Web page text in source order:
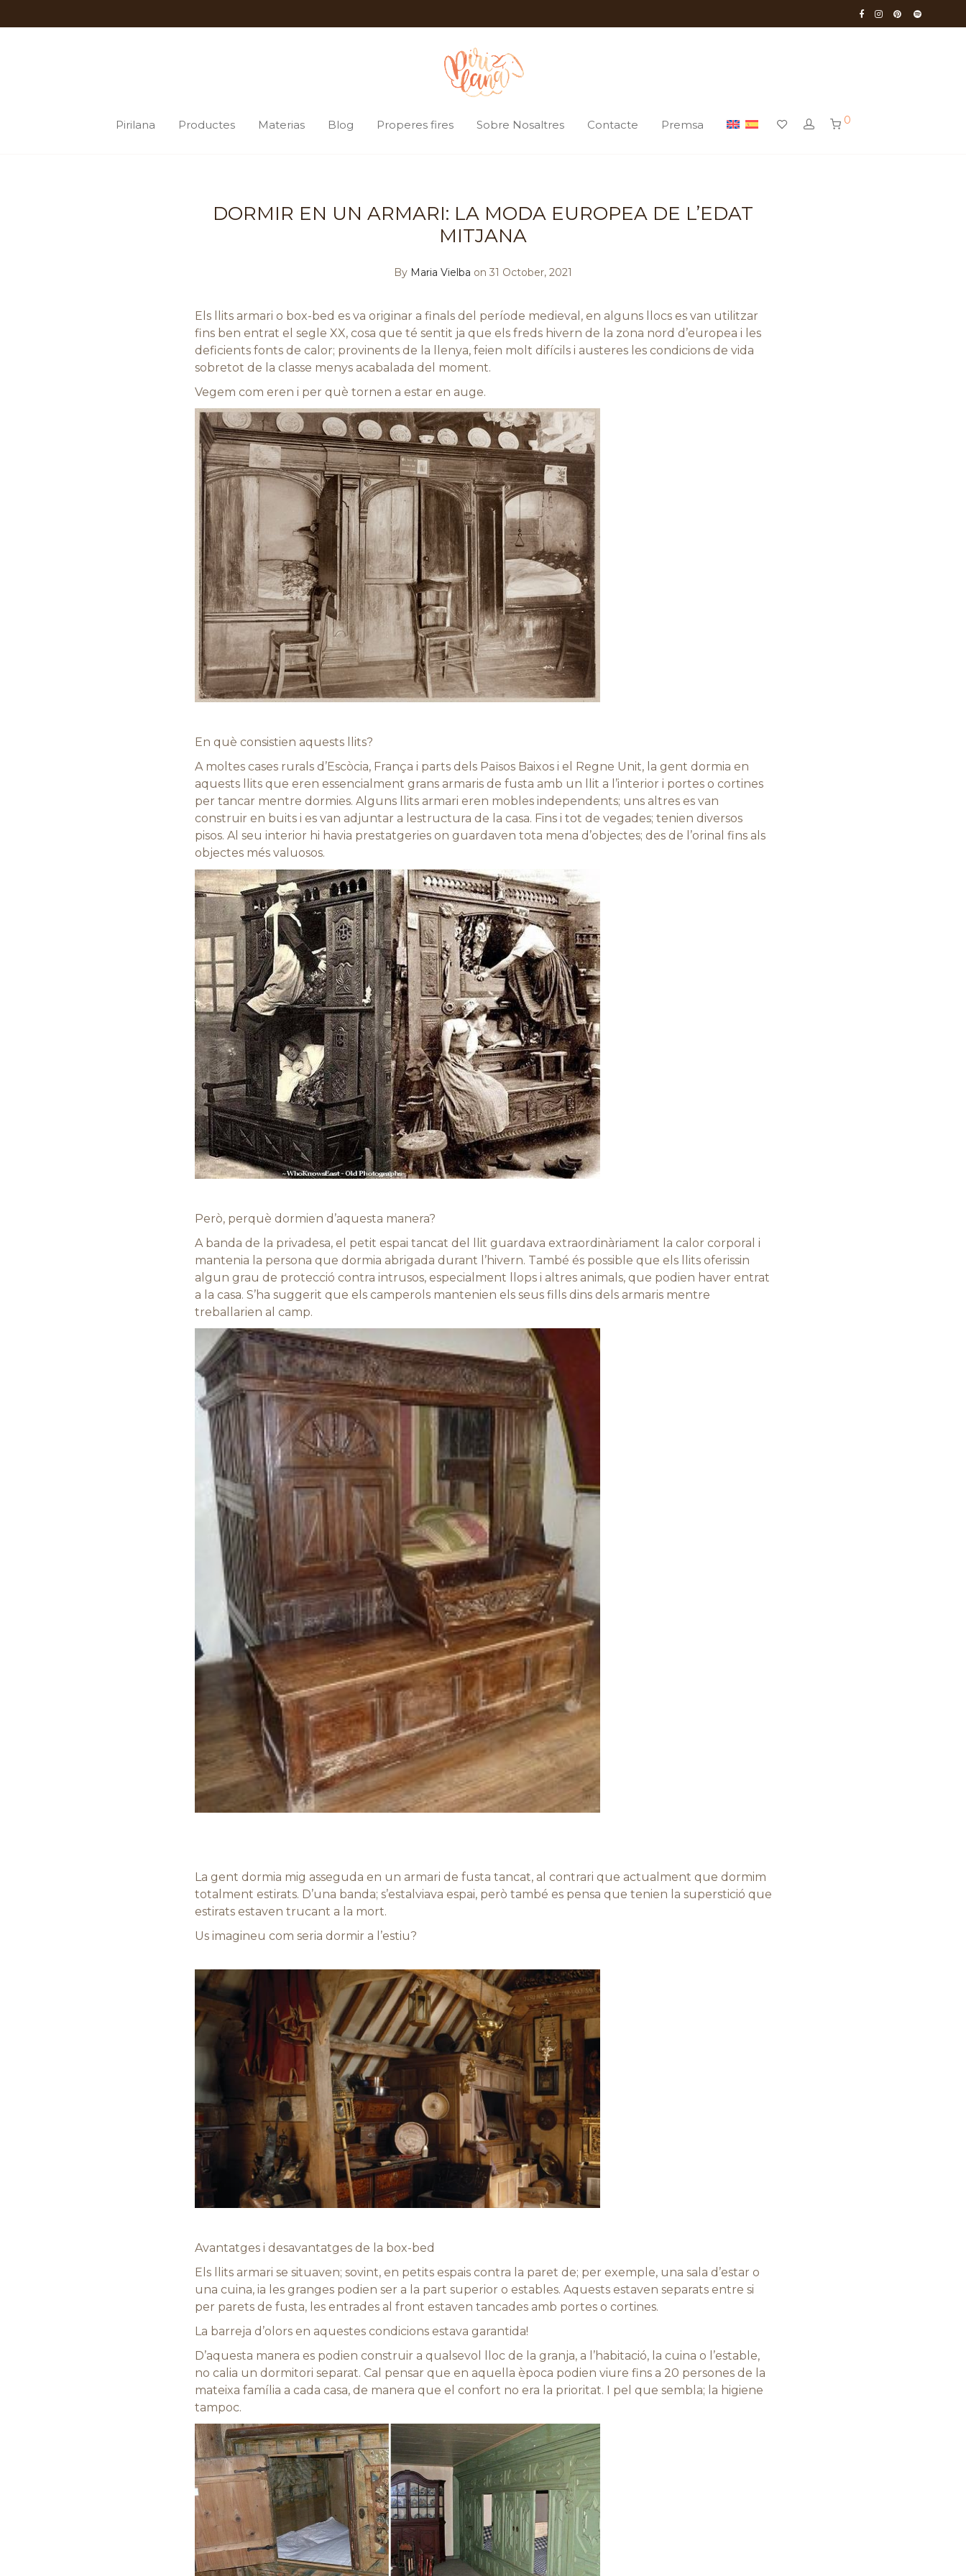
Pirilana Productes Materias Blog Properes fires Sobre Nosaltres Contacte Premsa 0
DORMIR EN UN ARMARI: LA MODA EUROPEA DE L’EDAT
MITJANA
By Maria Vielba on 31 October, 2021
Els llits armari o box-bed es va originar a finals del període medieval, en alguns llocs es van utilitzar
fins ben entrat el segle XX, cosa que té sentit ja que els freds hivern de la zona nord d’europea i les
deficients fonts de calor; provinents de la llenya, feien molt difícils i austeres les condicions de vida
sobretot de la classe menys acabalada del moment.
Vegem com eren i per què tornen a estar en auge.
En què consistien aquests llits?
A moltes cases rurals d’Escòcia, França i parts dels Països Baixos i el Regne Unit, la gent dormia en
aquests llits que eren essencialment grans armaris de fusta amb un llit a l’interior i portes o cortines
per tancar mentre dormies. Alguns llits armari eren mobles independents; uns altres es van
construir en buits i es van adjuntar a lestructura de la casa. Fins i tot de vegades; tenien diversos
pisos. Al seu interior hi havia prestatgeries on guardaven tota mena d’objectes; des de l’orinal fins als
objectes més valuosos.
Però, perquè dormien d’aquesta manera?
A banda de la privadesa, el petit espai tancat del llit guardava extraordinàriament la calor corporal i
mantenia la persona que dormia abrigada durant l’hivern. També és possible que els llits oferissin
algun grau de protecció contra intrusos, especialment llops i altres animals, que podien haver entrat
a la casa. S’ha suggerit que els camperols mantenien els seus fills dins dels armaris mentre
treballarien al camp.
La gent dormia mig asseguda en un armari de fusta tancat, al contrari que actualment que dormim
totalment estirats. D’una banda; s’estalviava espai, però també es pensa que tenien la superstició que
estirats estaven trucant a la mort.
Us imagineu com seria dormir a l’estiu?
Avantatges i desavantatges de la box-bed
Els llits armari se situaven; sovint, en petits espais contra la paret de; per exemple, una sala d’estar o
una cuina, ia les granges podien ser a la part superior o estables. Aquests estaven separats entre si
per parets de fusta, les entrades al front estaven tancades amb portes o cortines.
La barreja d’olors en aquestes condicions estava garantida!
D’aquesta manera es podien construir a qualsevol lloc de la granja, a l’habitació, la cuina o l’estable,
no calia un dormitori separat. Cal pensar que en aquella època podien viure fins a 20 persones de la
mateixa família a cada casa, de manera que el confort no era la prioritat. I pel que sembla; la higiene
tampoc.